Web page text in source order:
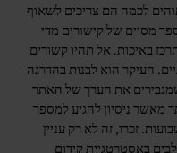
לכמה הם צריכים לשאוף
מסוים של קישורים מדי
באיכות. אל תהיו קשורים
העיקר הוא לבנות בהדרגה
את הערך של האתר
מאשר ניסיון להגיע למספר
זכרו, זה לא רק עניין
באסטרטגיית קידום